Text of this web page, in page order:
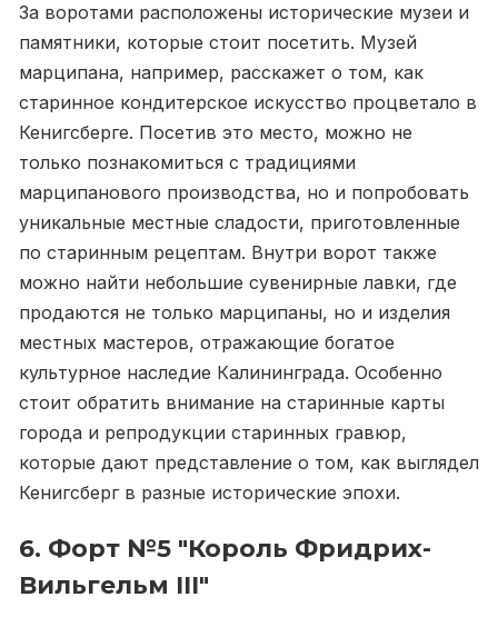
За воротами расположены исторические музеи и
памятники, которые стоит посетить. Музей
марципана, например, расскажет о том, как
старинное кондитерское искусство процветало в
Кенигсберге. Посетив это место, можно не
только познакомиться с традициями
марципанового производства, но и попробовать
уникальные местные сладости, приготовленные
по старинным рецептам. Внутри ворот также
можно найти небольшие сувенирные лавки, где
продаются не только марципаны, но и изделия
местных мастеров, отражающие богатое
культурное наследие Калининграда. Особенно
стоит обратить внимание на старинные карты
города и репродукции старинных гравюр,
которые дают представление о том, как выглядел
Кенигсберг в разные исторические эпохи.
6. Форт №5 "Король Фридрих-
Вильгельм III"